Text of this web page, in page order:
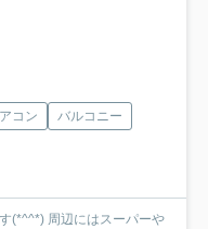
コン
バルコニー
(*^^*) 周辺にはスーパーや